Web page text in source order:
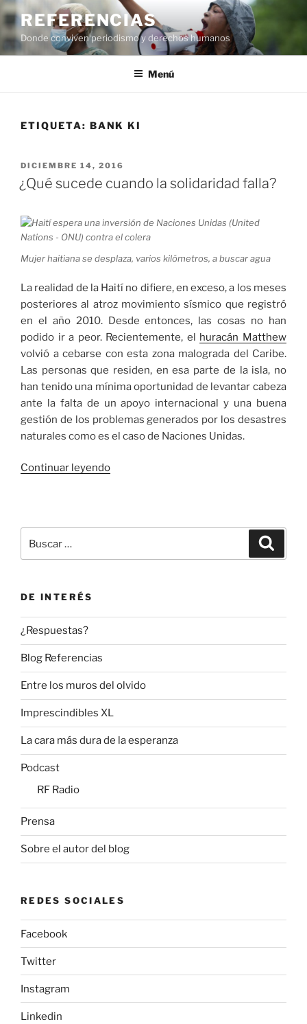
al
contenido
REFERENCIAS
Donde conviven periodismo y derechos humanos
Menú
ETIQUETA: BANK KI
PUBLICADO
EL
DICIEMBRE 14, 2016
¿Qué sucede cuando la solidaridad falla?
Mujer haitiana se desplaza, varios kilómetros, a buscar agua
La realidad de la Haití no difiere, en exceso, a los meses
posteriores al atroz movimiento sísmico que registró
en el año 2010. Desde entonces, las cosas no han
podido ir a peor. Recientemente, el huracán Matthew
volvió a cebarse con esta zona malograda del Caribe.
Las personas que residen, en esa parte de la isla, no
han tenido una mínima oportunidad de levantar cabeza
ante la falta de un apoyo internacional y una buena
gestión de los problemas generados por los desastres
naturales como es el caso de Naciones Unidas.
Continuar leyendo«¿Qué
por:
DE INTERÉS
¿Respuestas?
Blog Referencias
Entre los muros del olvido
Imprescindibles XL
La cara más dura de la esperanza
Podcast
RF Radio
Prensa
Sobre el autor del blog
REDES SOCIALES
Facebook
Twitter
Instagram
Linkedin